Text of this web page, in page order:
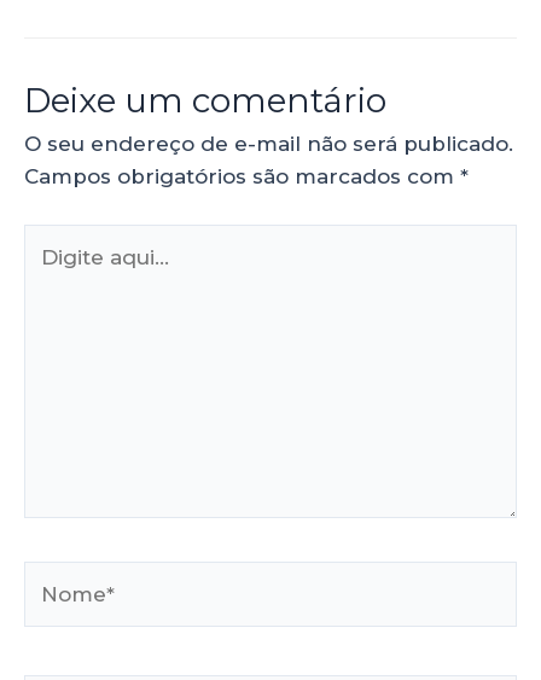
Deixe um comentário
O seu endereço de e-mail não será publicado.
Campos obrigatórios são marcados com *